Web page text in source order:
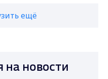
ещё
на новости